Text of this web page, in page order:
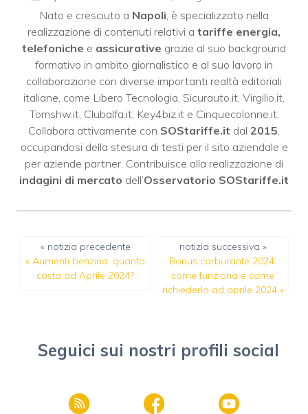
Nato e cresciuto a Napoli, è specializzato nella
realizzazione di contenuti relativi a tariffe energia,
telefoniche e assicurative grazie al suo background
formativo in ambito giornalistico e al suo lavoro in
collaborazione con diverse importanti realtà editoriali
italiane, come Libero Tecnologia, Sicurauto.it, Virgilio.it,
Tomshw.it, Clubalfa.it, Key4biz.ite Cinquecolonne.it.
Collabora attivamente con SOStariffe.it dal 2015,
occupandosi della stesura di testi per il sito aziendale e
per aziende partner. Contribuisce alla realizzazione di
indagini di mercato dell’Osservatorio SOStariffe.it
« notizia precedente
« Aumenti benzina: quanto
costa ad Aprile 2024?
notizia successiva »
Bonus carburante 2024:
come funziona e come
richiederlo ad aprile 2024»
Seguici sui nostri profili social